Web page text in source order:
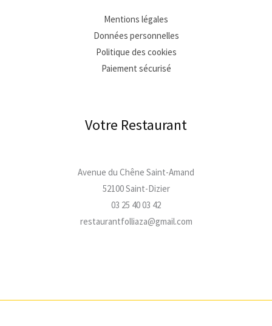
Mentions légales
Données personnelles
Politique des cookies
Paiement sécurisé
Votre Restaurant
Avenue du Chêne Saint-Amand
52100 Saint-Dizier
03 25 40 03 42
restaurantfolliaza@gmail.com